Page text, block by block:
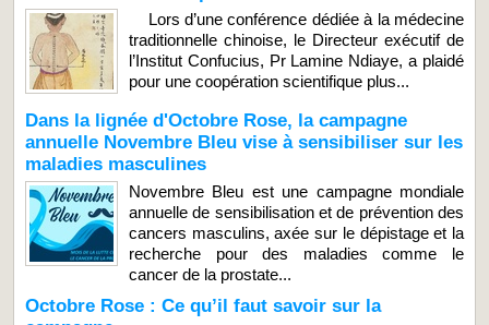
Lors d’une conférence dédiée à la médecine
traditionnelle chinoise, le Directeur exécutif de
l’Institut Confucius, Pr Lamine Ndiaye, a plaidé
pour une coopération scientifique plus...
Dans la lignée d'Octobre Rose, la campagne
annuelle Novembre Bleu vise à sensibiliser sur les
maladies masculines
Novembre Bleu est une campagne mondiale
annuelle de sensibilisation et de prévention des
cancers masculins, axée sur le dépistage et la
recherche pour des maladies comme le
cancer de la prostate...
Octobre Rose : Ce qu’il faut savoir sur la